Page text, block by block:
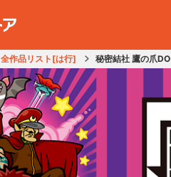
全作品リスト[は行] 秘密結社 鷹の爪DO